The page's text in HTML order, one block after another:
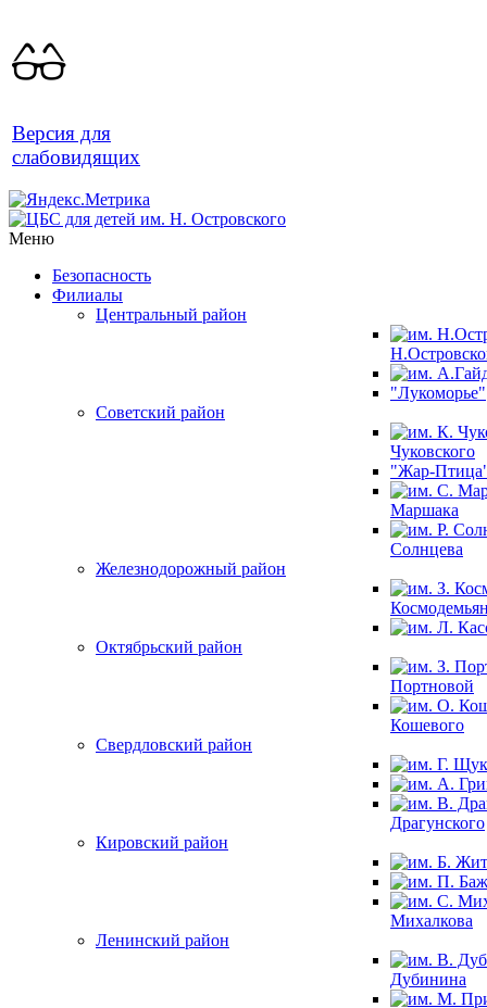
Версия для
слабовидящих
Меню
Безопасность
Филиалы
Центральный район
"Лукоморье"
Советский район
Чуковского
"Жар-
Маршака
Солнцева
Железнодорожный район
Октябрьский район
Портновой
Кошевого
Свердловский район
Драгунского
Кировский район
Михалкова
Ленинский район
Дубинина